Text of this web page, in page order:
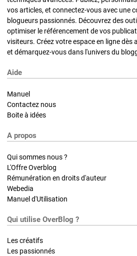
vos articles, et connectez-vous avec une
blogueurs passionnés. Découvrez des
optimiser le référencement de vos
visiteurs. Créez votre espace en ligne dès
et démarquez-vous dans l'univers du
Aide
Manuel
Contactez nous
Boite à idées
A propos
Qui sommes nous ?
L'Offre Overblog
Rémunération en droits d'auteur
Webedia
Manuel d'Utilisation
Qui utilise OverBlog ?
Les créatifs
Les passionnés